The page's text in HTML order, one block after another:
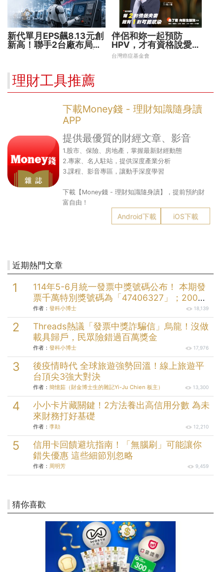
新代單月EPS飆8.13元創
新高！聯手2台廠布局機
伴侶和妳一起預防
HPV，才有資格說愛
妳！
台灣癌症基金會
理財工具推薦
下載Money錢 - 理財知識隨身讀
APP
提供最優質的財經文章、影音
1.股市、保險、房地產，掌握最新財經動態
2.專家、名人駐站，提供深度產業分析
3.課程、影音專區，讓動手深度學習
下載【Money錢 - 理財知識隨身讀】，提前預約財
富自由！
Android下載 iOS下載
近期熱門文章
114年5-6月統一發票中獎號碼公布！ 本期發
票千萬特別獎號碼為「47406327」；200萬
元特獎號碼為「05579058」；三組20萬元
頭獎分別為「49912232」、
「73145004」、「99174704」。
作者： 發科小博士 18,139
Threads熱議「發票中獎詐騙信」烏龍！沒做
載具歸戶，民眾險錯過百萬獎金
作者： 發科小博士 17,976
後疫情時代 全球旅遊強勢回溫！線上旅遊平
台頂尖3強大對決
作者： 簡憶茹（財金博士生的雜記Yi-Ju Chien 板主） 13,300
小小卡片藏關鍵！2方法養出高信用分數 為未
來財務打好基礎
作者： 李勛 12,210
信用卡回饋避坑指南！「無腦刷」可能讓你
錯失優惠 這些細節別忽略
作者： 周明芳 9,459
猜你喜歡